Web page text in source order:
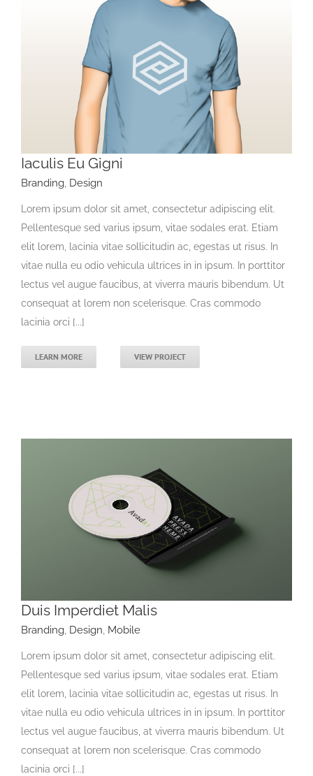
Iaculis Eu Gigni
Branding, Design
Lorem ipsum dolor sit amet, consectetur adipiscing elit.
Pellentesque sed varius ipsum, vitae sodales erat. Etiam
elit lorem, lacinia vitae sollicitudin ac, egestas ut risus. In
vitae nulla eu odio vehicula ultrices in in ipsum. In porttitor
lectus vel augue faucibus, at viverra mauris bibendum. Ut
consequat at lorem non scelerisque. Cras commodo
lacinia orci [...]
LEARN MORE VIEW PROJECT
Duis Imperdiet Malis
Branding, Design, Mobile
Lorem ipsum dolor sit amet, consectetur adipiscing elit.
Pellentesque sed varius ipsum, vitae sodales erat. Etiam
elit lorem, lacinia vitae sollicitudin ac, egestas ut risus. In
vitae nulla eu odio vehicula ultrices in in ipsum. In porttitor
lectus vel augue faucibus, at viverra mauris bibendum. Ut
consequat at lorem non scelerisque. Cras commodo
lacinia orci [...]